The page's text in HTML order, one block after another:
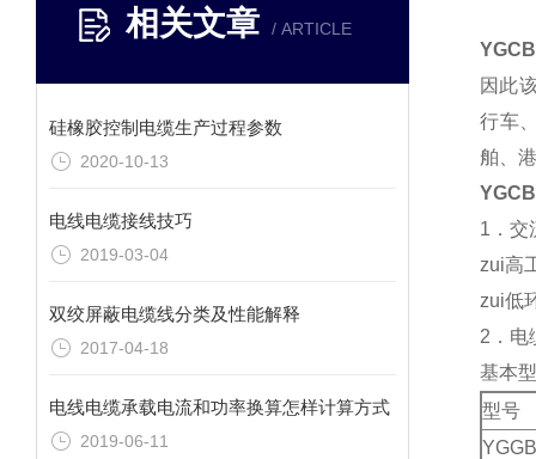
相关文章 / ARTICLE
硅橡胶控制电缆生产过程参数
2020-10-13
电线电缆接线技巧
2019-03-04
双绞屏蔽电缆线分类及性能解释
2017-04-18
电线电缆承载电流和功率换算怎样计算方式
2019-06-11
因此
行车
舶、
1．交
zui高
zui低
2．电
基本
型号
YGGB